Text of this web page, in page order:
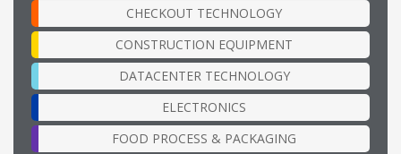
CHECKOUT TECHNOLOGY
CONSTRUCTION EQUIPMENT
DATACENTER TECHNOLOGY
ELECTRONICS
FOOD PROCESS & PACKAGING